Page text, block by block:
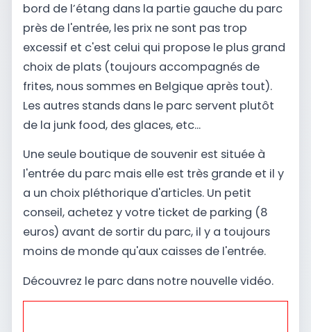
bord de l’étang dans la partie gauche du parc
près de l'entrée, les prix ne sont pas trop
excessif et c'est celui qui propose le plus grand
choix de plats (toujours accompagnés de
frites, nous sommes en Belgique après tout).
Les autres stands dans le parc servent plutôt
de la junk food, des glaces, etc...
Une seule boutique de souvenir est située à
l'entrée du parc mais elle est très grande et il y
a un choix pléthorique d'articles. Un petit
conseil, achetez y votre ticket de parking (8
euros) avant de sortir du parc, il y a toujours
moins de monde qu'aux caisses de l'entrée.
Découvrez le parc dans notre nouvelle vidéo.